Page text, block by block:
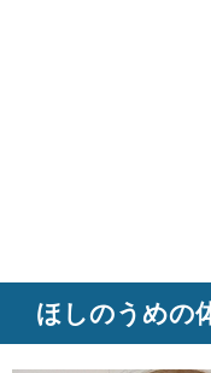
ほしのうめの